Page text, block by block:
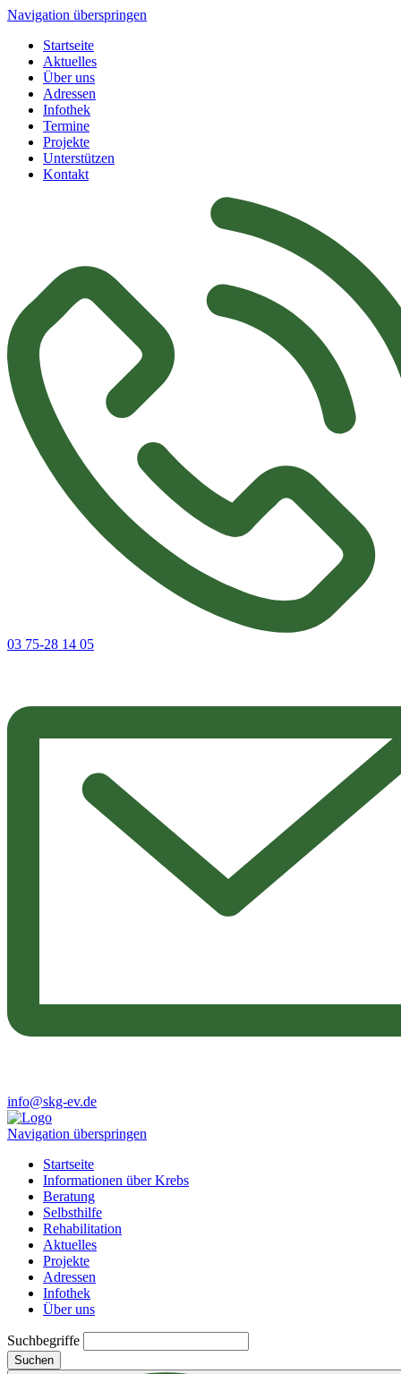
Navigation überspringen
Startseite
Aktuelles
Über uns
Adressen
Infothek
Termine
Projekte
Unterstützen
Kontakt
03 75-28 14 05
info@skg-ev.de
Navigation überspringen
Startseite
Informationen über Krebs
Beratung
Selbsthilfe
Rehabilitation
Aktuelles
Projekte
Adressen
Infothek
Über uns
Suchbegriffe
Suchen